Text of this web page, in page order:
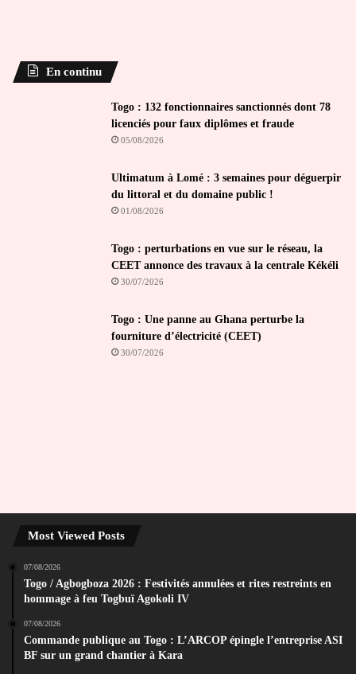
En continu
Togo : 132 fonctionnaires sanctionnés dont 78
licenciés pour faux diplômes et fraude
05/08/2026
Ultimatum à Lomé : 3 semaines pour déguerpir
du littoral et du domaine public !
01/08/2026
Togo : perturbations en vue sur le réseau, la
CEET annonce des travaux à la centrale Kékéli
30/07/2026
Togo : Une panne au Ghana perturbe la
fourniture d’électricité (CEET)
30/07/2026
Most Viewed Posts
07/08/2026
Togo / Agbogboza 2026 : Festivités annulées et rites restreints en
hommage à feu Togbuï Agokoli IV
07/08/2026
Commande publique au Togo : L’ARCOP épingle l’entreprise ASI
BF sur un grand chantier à Kara